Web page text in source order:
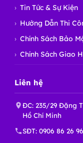
Tin Tức & Sự Kiện
Hướng Dẫn Thi
Chính Sách Bảo
Chính Sách Giao
Liên hệ
ĐC: 235/29 Đặng
Hồ Chí Minh
SĐT: 0906 86 26 96